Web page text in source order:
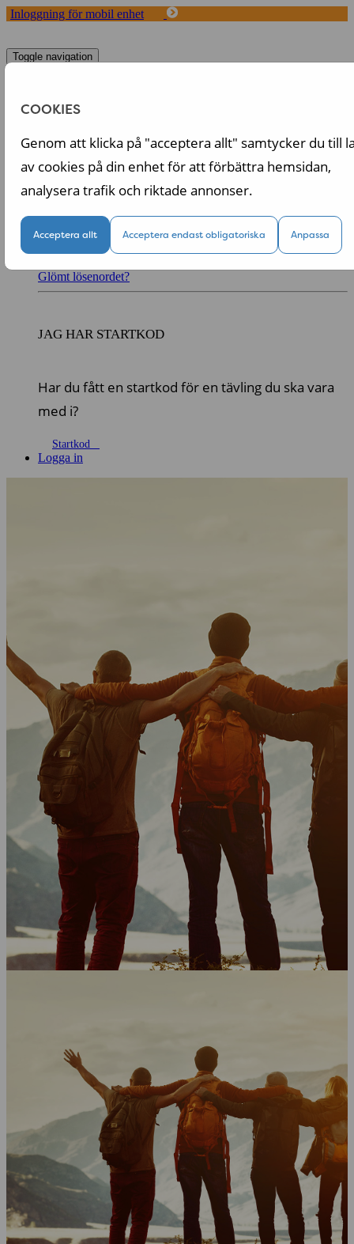
Inloggning för mobil enhet
Toggle navigation
Fördelar med Tappa
Logga in
Logga in till din personliga sida
Logga in
Glömt lösenordet?
JAG HAR STARTKOD
Har du fått en startkod för en tävling du ska vara
med i?
Startkod
Logga in
COOKIES
Genom att klicka på "acceptera allt" samtycker du till
av cookies på din enhet för att förbättra hemsidan,
analysera trafik och riktade annonser.
Acceptera allt Acceptera endast obligatoriska Anpassa